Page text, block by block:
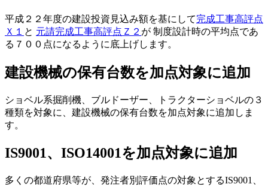
平成２２年度の建設投資見込み額を基にして完成工事高評点
Ｘ１ と 元請完成工事高評点Ｚ２ が 制度設計時の平均点であ
る７００点になるように底上げします。
建設機械の保有台数を加点対象に追加
ショベル系掘削機、ブルドーザー、トラクターショベルの３
種類を対象に、建設機械の保有台数を加点対象に追加しま
す。
IS9001、ISO14001を加点対象に追加
多くの都道府県等が、発注者別評価点の対象とするIS9001、